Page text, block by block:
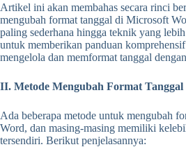
Artikel ini akan membahas secara rinci
mengubah format tanggal di Microsoft
paling sederhana hingga teknik yang
untuk memberikan panduan
mengelola dan memformat tanggal
II. Metode Mengubah Format Tanggal
Ada beberapa metode untuk mengubah
Word, dan masing-masing memiliki
tersendiri. Berikut penjelasannya: